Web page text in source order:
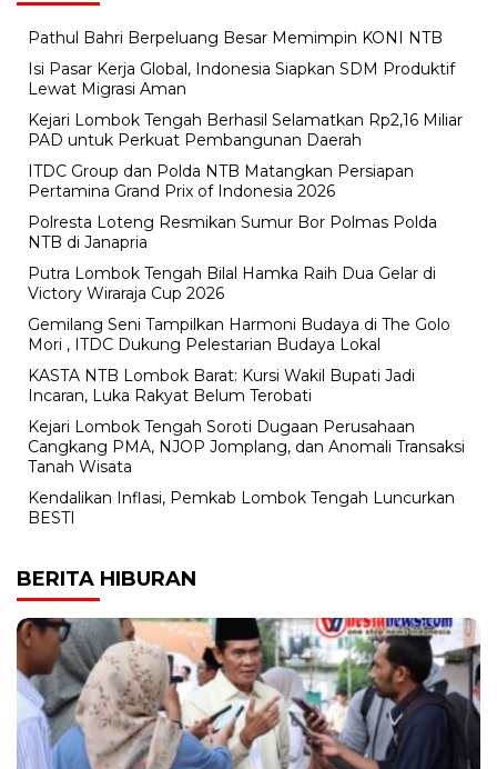
Pathul Bahri Berpeluang Besar Memimpin KONI NTB
​Isi Pasar Kerja Global, Indonesia Siapkan SDM Produktif
Lewat Migrasi Aman
Kejari Lombok Tengah Berhasil Selamatkan Rp2,16 Miliar
PAD untuk Perkuat Pembangunan Daerah
ITDC Group dan Polda NTB Matangkan Persiapan
Pertamina Grand Prix of Indonesia 2026
Polresta Loteng Resmikan Sumur Bor Polmas Polda
NTB di Janapria
Putra Lombok Tengah Bilal Hamka Raih Dua Gelar di
Victory Wiraraja Cup 2026
Gemilang Seni Tampilkan Harmoni Budaya di The Golo
Mori , ITDC Dukung Pelestarian Budaya Lokal
KASTA NTB Lombok Barat: Kursi Wakil Bupati Jadi
Incaran, Luka Rakyat Belum Terobati
Kejari Lombok Tengah Soroti Dugaan Perusahaan
Cangkang PMA, NJOP Jomplang, dan Anomali Transaksi
Tanah Wisata
Kendalikan Inflasi, Pemkab Lombok Tengah Luncurkan
BESTI
BERITA HIBURAN